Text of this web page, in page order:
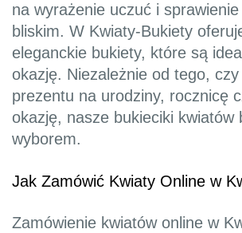
na wyrażenie uczuć i
bliskim. W Kwiaty-Bukiety
eleganckie bukiety, które są
okazję. Niezależnie od tego,
prezentu na urodziny, rocznicę
okazję, nasze bukieciki kwiatów
wyborem.
Jak Zamówić Kwiaty Online w
Zamówienie kwiatów online w